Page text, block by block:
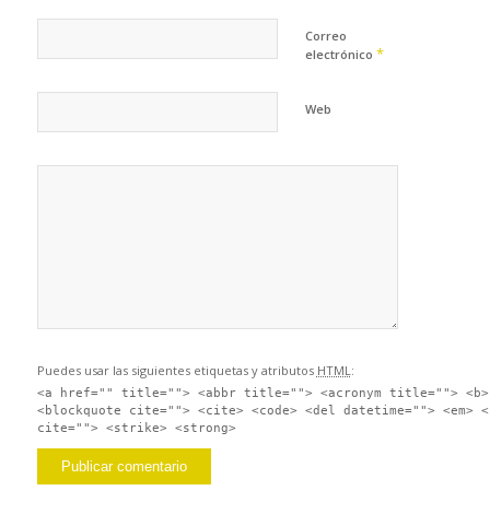
Correo
electrónico *
Web
Puedes usar las siguientes etiquetas y atributos HTML :
<a href="" title=""> <abbr title=""> <acronym title=""> <b>
<blockquote cite=""> <cite> <code> <del datetime=""> <em>
cite=""> <strike> <strong>